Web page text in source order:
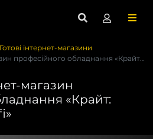
Готові інтернет-магазини
професійного обладнання «Крайт: О...
магазин
«Крайт: